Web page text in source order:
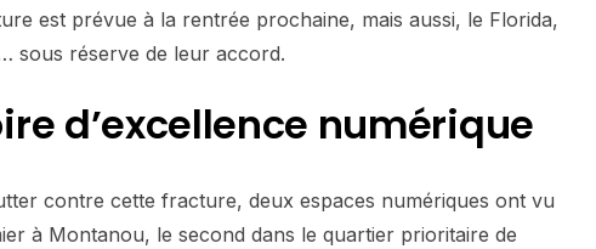
est prévue à la rentrée prochaine, mais aussi, le Florida,
sous réserve de leur accord.
d’excellence numérique
contre cette fracture, deux espaces numériques ont vu
à Montanou, le second dans le quartier prioritaire de